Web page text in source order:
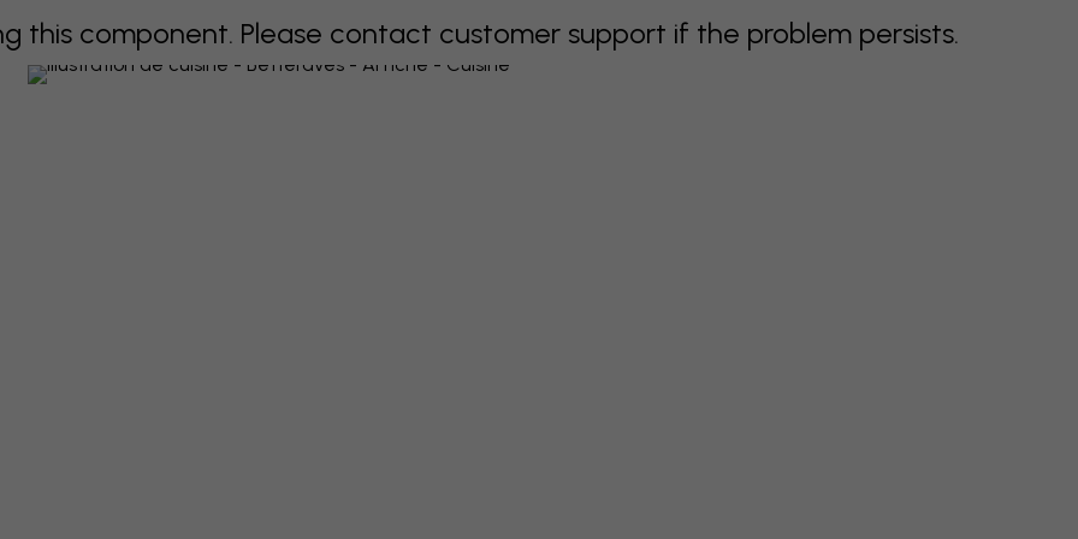
this component. Please contact customer support if the problem persists.